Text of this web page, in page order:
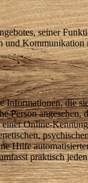
seiner
und Kommunikation
Informationen, die
Person
Online-
Hilfe
praktisch